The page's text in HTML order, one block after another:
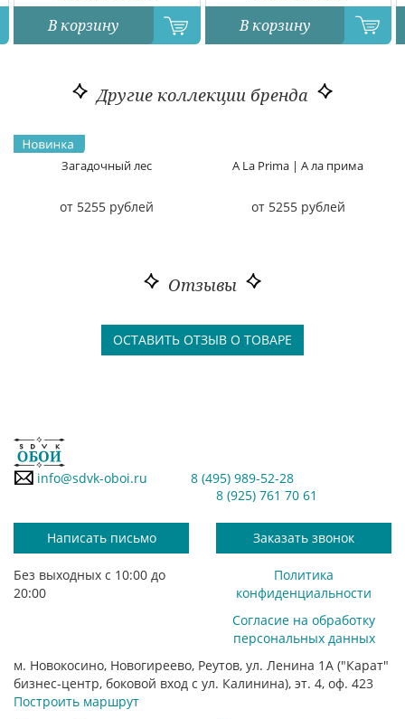
В корзину В корзину
Другие коллекции бренда
Загадочный лес
от 5255 рублей
A La Prima | А ла прима
от 5255 рублей
Отзывы
ОСТАВИТЬ ОТЗЫВ О ТОВАРЕ
info@sdvk-oboi.ru
8 (495) 989-52-28
8 (925) 761 70 61
Написать письмо Заказать звонок
Без выходных с 10:00 до
20:00
Политика
конфиденциальности
Согласие на обработку
персональных данных
м. Новокосино, Новогиреево, Реутов, ул. Ленина 1А ("Карат"
бизнес-центр, боковой вход с ул. Калинина), эт. 4, оф. 423
Построить маршрут